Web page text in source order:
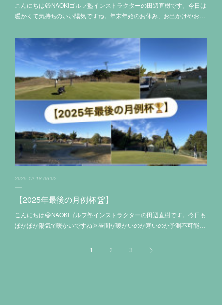
こんにちは😃NAOKIゴルフ塾インストラクターの田辺直樹です。今日は
暖かくて気持ちのいい陽気ですね。年末年始のお休み、お出かけやお…
2025.12.18 06:02
【2025年最後の月例杯🏆】
こんにちは😃NAOKIゴルフ塾インストラクターの田辺直樹です。今日も
ぽかぽか陽気で暖かいですね🌞昼間が暖かいのか寒いのか予測不可能…
1 2 3